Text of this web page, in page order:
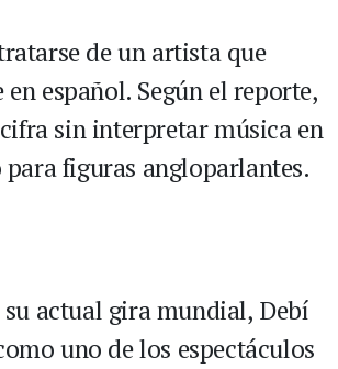
de un artista que
español. Según el reporte,
sin interpretar música en
figuras angloparlantes.
actual gira mundial, Debí
uno de los espectáculos